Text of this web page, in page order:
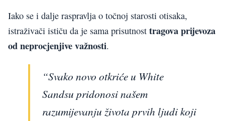
Iako se i dalje raspravlja o točnoj starosti otisaka,
istraživači ističu da je sama prisutnost tragova prijevoza
od neprocjenjive važnosti.
“Svako novo otkriće u White
Sandsu pridonosi našem
razumijevanju života prvih ljudi koji